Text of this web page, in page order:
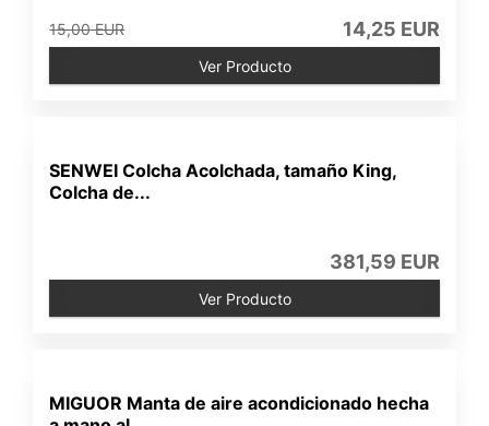
15,00 EUR 14,25 EUR
Ver Producto
SENWEI Colcha Acolchada, tamaño King,
Colcha de...
381,59 EUR
Ver Producto
MIGUOR Manta de aire acondicionado hecha